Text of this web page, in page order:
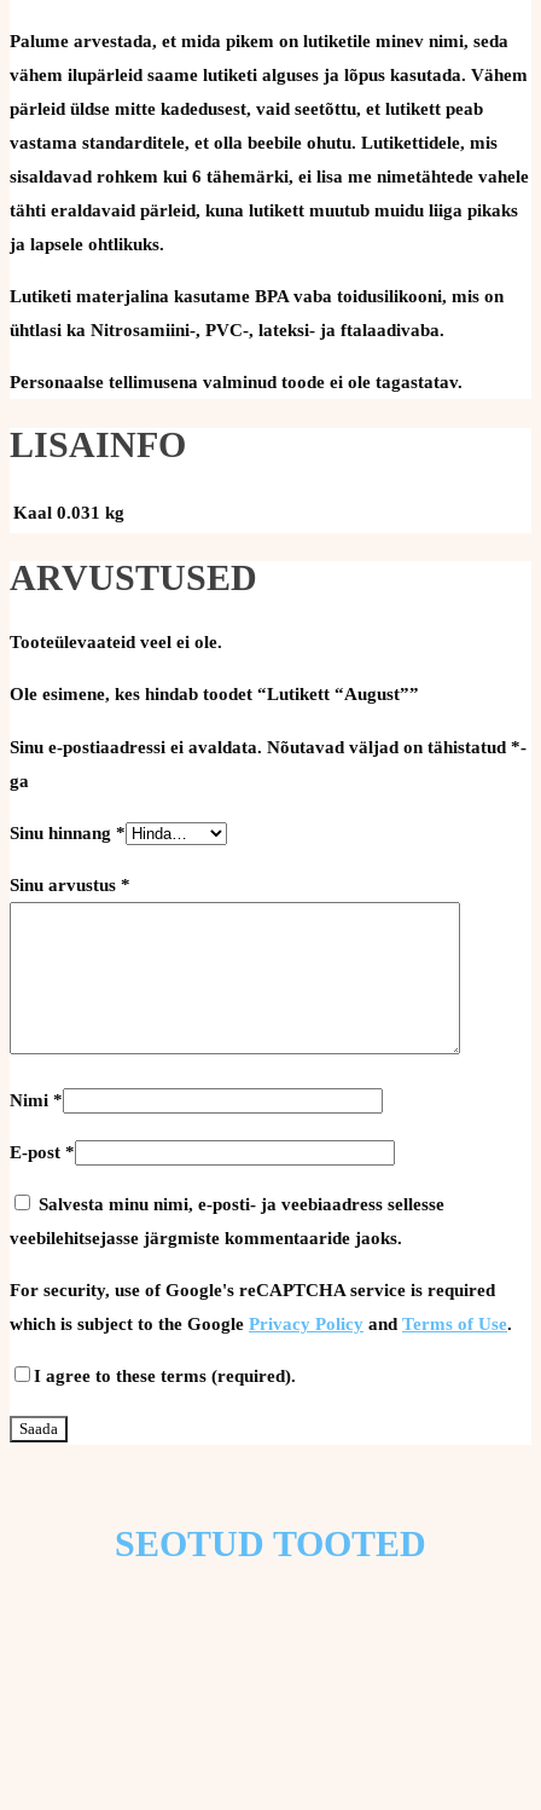
Palume arvestada, et mida pikem on lutiketile minev nimi, seda
vähem ilupärleid saame lutiketi alguses ja lõpus kasutada. Vähem
pärleid üldse mitte kadedusest, vaid seetõttu, et lutikett peab
vastama standarditele, et olla beebile ohutu. Lutikettidele, mis
sisaldavad rohkem kui 6 tähemärki, ei lisa me nimetähtede vahele
tähti eraldavaid pärleid, kuna lutikett muutub muidu liiga pikaks
ja lapsele ohtlikuks.
Lutiketi materjalina kasutame BPA vaba toidusilikooni, mis on
ühtlasi ka Nitrosamiini-, PVC-, lateksi- ja ftalaadivaba.
Personaalse tellimusena valminud toode ei ole tagastatav.
LISAINFO
Kaal 0.031 kg
ARVUSTUSED
Tooteülevaateid veel ei ole.
Ole esimene, kes hindab toodet “Lutikett “August””
Sinu e-postiaadressi ei avaldata. Nõutavad väljad on tähistatud *-
ga
Sinu hinnang *
Sinu arvustus *
Nimi *
E-post *
Salvesta minu nimi, e-posti- ja veebiaadress sellesse
veebilehitsejasse järgmiste kommentaaride jaoks.
For security, use of Google's reCAPTCHA service is required
which is subject to the Google Privacy Policy and Terms of Use.
I agree to these terms (required).
SEOTUD TOOTED